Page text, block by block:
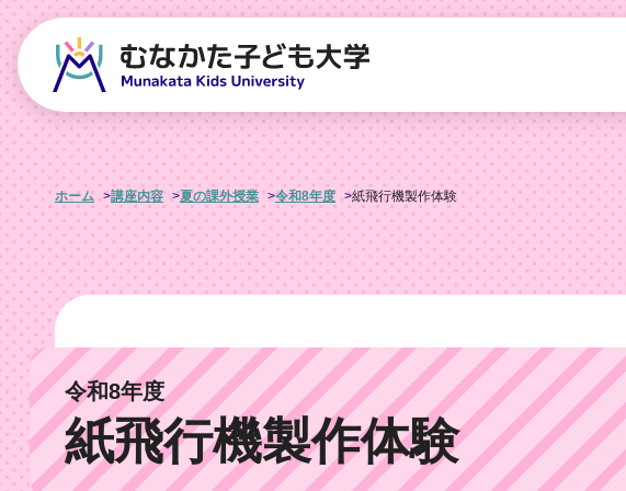
ホーム 講座内容 夏の課外授業 令和8年度 紙飛行機製作体験
令和8年度
紙飛行機製作体験